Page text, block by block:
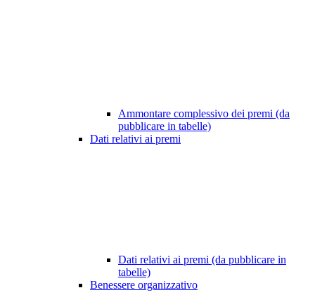
Ammontare complessivo dei premi (da
pubblicare in tabelle)
Dati relativi ai premi
Dati relativi ai premi (da pubblicare in
tabelle)
Benessere organizzativo